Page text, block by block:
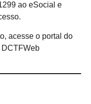
ao eSocial e
acesse o portal do